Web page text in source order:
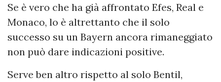
Se è vero che ha già affrontato Efes, Real e
Monaco, lo è altrettanto che il solo
successo su un Bayern ancora rimaneggiato
non può dare indicazioni positive.
Serve ben altro rispetto al solo Bentil,